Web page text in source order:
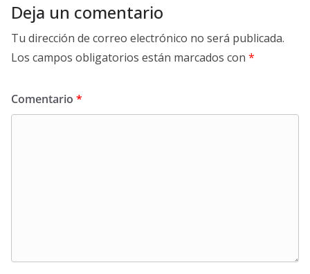
Deja un comentario
Tu dirección de correo electrónico no será publicada.
Los campos obligatorios están marcados con *
Comentario *